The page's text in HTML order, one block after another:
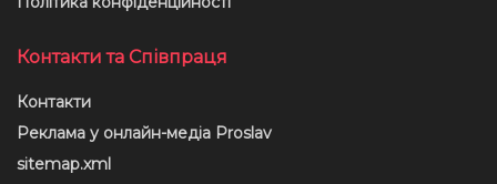
Контакти та Співпраця
Контакти
Реклама у онлайн-медіа Proslav
sitemap.xml